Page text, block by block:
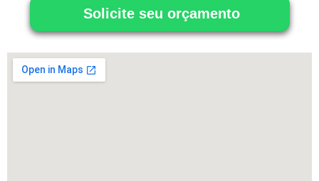
Solicite seu orçamento